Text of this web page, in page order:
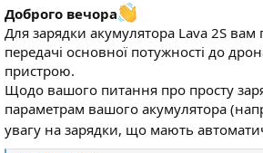
ї
:
Доброго вечора
Для зарядки акумулятора Lava 2S
передачі основної потужності до
пристрою.
Щодо вашого питання про просту
параметрам вашого акумулятора
увагу на зарядки, що мають